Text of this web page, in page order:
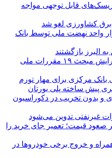
ریسک‌های قابل توجهی مواجه
برق کشاورزی لغو شد
مالی بیش از ۳۹۶ هزار واحد نهضت ملی توسط بانک
تمدید اجرای همزمان دو ویرایش مبحث ۱۹ مقررات ملی
بانک مرکزی برای مهار تورم
پیش ساخته پلی یورتان
و بدون تخریب در دکوراسیون
غیرنفتی تدوین می‌شود
صعود قیمت؛ تعمیر جای خرید را
و خروج برخی خودروها در